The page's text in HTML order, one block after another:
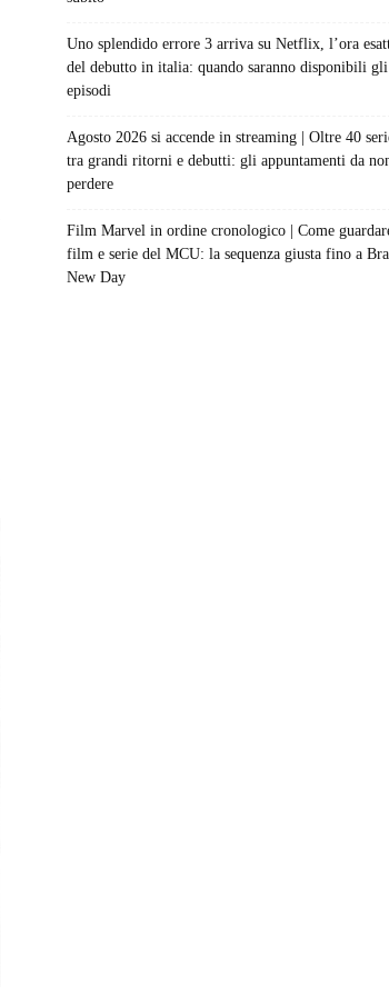
Uno splendido errore 3 arriva su Netflix, l’ora
del debutto in italia: quando saranno disponibili gli
episodi
Agosto 2026 si accende in streaming | Oltre 40
tra grandi ritorni e debutti: gli appuntamenti da
perdere
Film Marvel in ordine cronologico | Come
film e serie del MCU: la sequenza giusta fino a
New Day